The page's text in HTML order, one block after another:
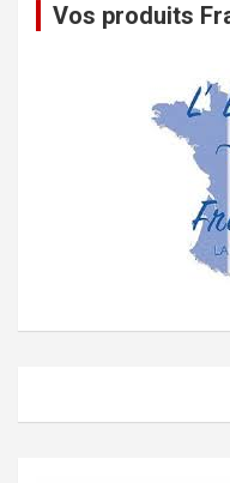
Vos produits